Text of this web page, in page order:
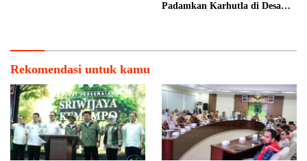
Padamkan Karhutla di Desa
Rekomendasi untuk kamu